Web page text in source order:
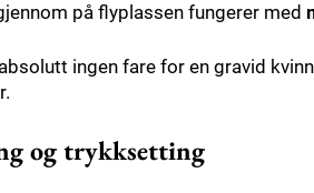
på flyplassen fungerer med
ingen fare for en gravid
og trykksetting